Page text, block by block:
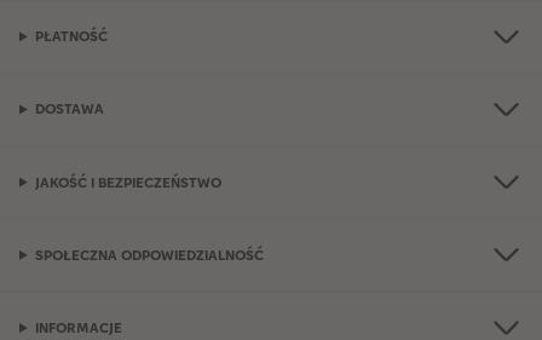
PŁATNOŚĆ
DOSTAWA
JAKOŚĆ I BEZPIECZEŃSTWO
SPOŁECZNA ODPOWIEDZIALNOŚĆ
INFORMACJE